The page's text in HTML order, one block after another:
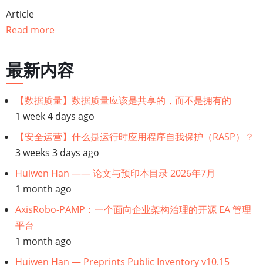
遍
链
接：
【GDPR】
支
持
GDPR
合
规
Article
Read more
最新内容
【数据质量】数据质量应该是共享的，而不是拥有的
1 week 4 days ago
【安全运营】什么是运行时应用程序自我保护（RASP）？
3 weeks 3 days ago
Huiwen Han —— 论文与预印本目录 2026年7月
1 month ago
AxisRobo-PAMP：一个面向企业架构治理的开源 EA 管理
平台
1 month ago
Huiwen Han — Preprints Public Inventory v10.15